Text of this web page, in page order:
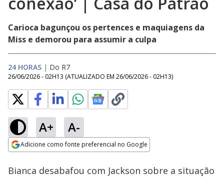
Carioca bagunçou os pertences e maquiagens da
Miss e demorou para assumir a culpa
24 HORAS | Do R7
26/06/2026 - 02H13 (ATUALIZADO EM 26/06/2026 - 02H13)
A+ A-
Adicione como fonte preferencial no Google
Ativar
Loaded:
42.56%
Bianca desabafou com Jackson sobre a situação